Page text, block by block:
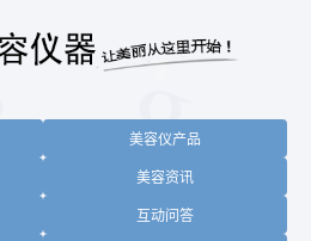
美容仪产品
美容资讯
互动问答